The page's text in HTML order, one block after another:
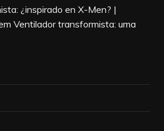
¿inspirado en X-Men? |
Ventilador transformista: uma